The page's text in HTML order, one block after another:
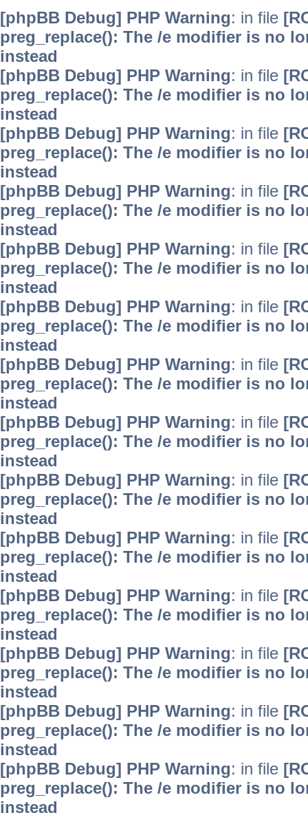
[phpBB Debug] PHP Warning: in file
preg_replace(): The /e modifier is no
instead
[phpBB Debug] PHP Warning: in file
preg_replace(): The /e modifier is no
instead
[phpBB Debug] PHP Warning: in file
preg_replace(): The /e modifier is no
instead
[phpBB Debug] PHP Warning: in file
preg_replace(): The /e modifier is no
instead
[phpBB Debug] PHP Warning: in file
preg_replace(): The /e modifier is no
instead
[phpBB Debug] PHP Warning: in file
preg_replace(): The /e modifier is no
instead
[phpBB Debug] PHP Warning: in file
preg_replace(): The /e modifier is no
instead
[phpBB Debug] PHP Warning: in file
preg_replace(): The /e modifier is no
instead
[phpBB Debug] PHP Warning: in file
preg_replace(): The /e modifier is no
instead
[phpBB Debug] PHP Warning: in file
preg_replace(): The /e modifier is no
instead
[phpBB Debug] PHP Warning: in file
preg_replace(): The /e modifier is no
instead
[phpBB Debug] PHP Warning: in file
preg_replace(): The /e modifier is no
instead
[phpBB Debug] PHP Warning: in file
preg_replace(): The /e modifier is no
instead
[phpBB Debug] PHP Warning: in file
preg_replace(): The /e modifier is no
instead